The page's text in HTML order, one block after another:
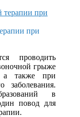
при
проводить
грыже
а также при
заболевания.
в
повод для